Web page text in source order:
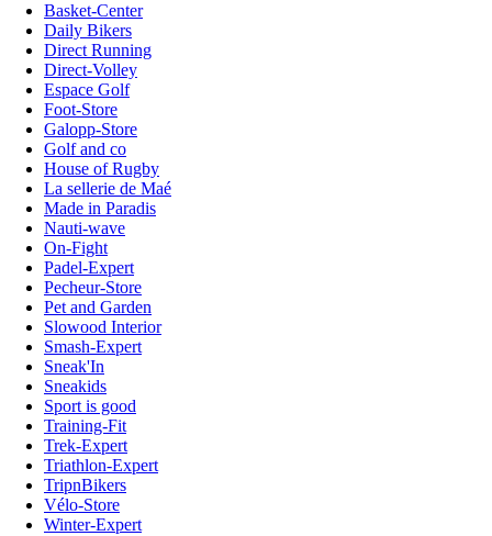
Basket-Center
Daily Bikers
Direct Running
Direct-Volley
Espace Golf
Foot-Store
Galopp-Store
Golf and co
House of Rugby
La sellerie de Maé
Made in Paradis
Nauti-wave
On-Fight
Padel-Expert
Pecheur-Store
Pet and Garden
Slowood Interior
Smash-Expert
Sneak'In
Sneakids
Sport is good
Training-Fit
Trek-Expert
Triathlon-Expert
TripnBikers
Vélo-Store
Winter-Expert